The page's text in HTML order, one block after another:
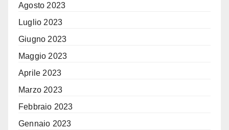
Agosto 2023
Luglio 2023
Giugno 2023
Maggio 2023
Aprile 2023
Marzo 2023
Febbraio 2023
Gennaio 2023